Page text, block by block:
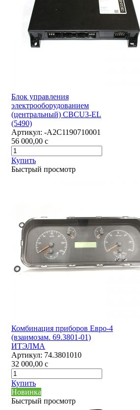
Блок управления
электрооборудованием
(центральный) CBCU3-EL
(5490)
Артикул: -А2С1190710001
56 000,00 c
Купить
Быстрый просмотр
Комбинация приборов Евро-4
(взаимозам. 69.3801-01)
ИТЭЛМА
Артикул: 74.3801010
32 000,00 c
Купить
Новинка
Быстрый просмотр